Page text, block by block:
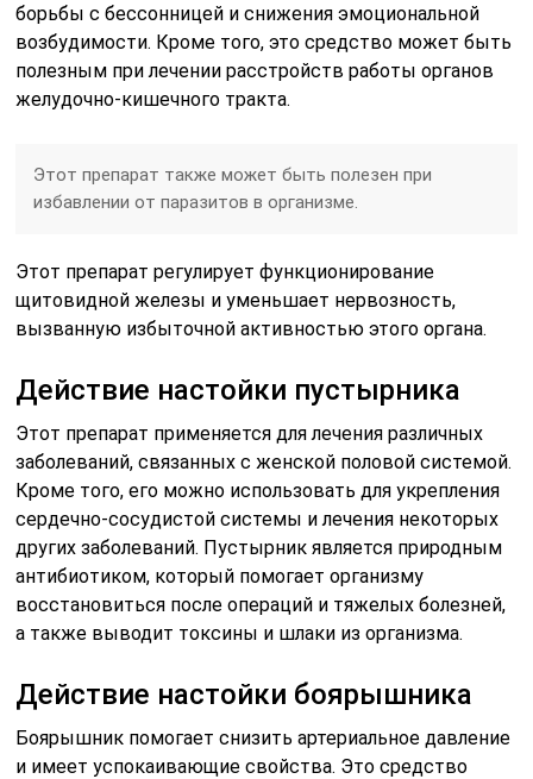
борьбы с бессонницей и снижения эмоциональной
возбудимости. Кроме того, это средство может быть
полезным при лечении расстройств работы органов
желудочно-кишечного тракта.
Этот препарат также может быть полезен при
избавлении от паразитов в организме.
Этот препарат регулирует функционирование
щитовидной железы и уменьшает нервозность,
вызванную избыточной активностью этого органа.
Действие настойки пустырника
Этот препарат применяется для лечения различных
заболеваний, связанных с женской половой системой.
Кроме того, его можно использовать для укрепления
сердечно-сосудистой системы и лечения некоторых
других заболеваний. Пустырник является природным
антибиотиком, который помогает организму
восстановиться после операций и тяжелых болезней,
а также выводит токсины и шлаки из организма.
Действие настойки боярышника
Боярышник помогает снизить артериальное давление
и имеет успокаивающие свойства. Это средство